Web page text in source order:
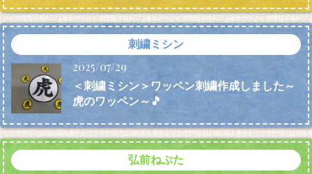
刺繍ミシン
2025/07/29
＜刺繍ミシン＞ワッペン刺繍作成しました～
虎のワッペン～🎵
弘前ねぷた